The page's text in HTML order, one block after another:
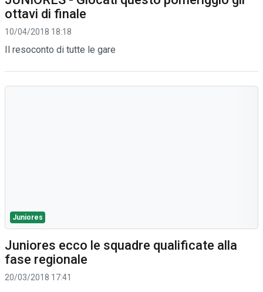
ottavi di finale
10/04/2018 18:18
Il resoconto di tutte le gare
Juniores
Juniores ecco le squadre qualificate alla
fase regionale
20/03/2018 17:41